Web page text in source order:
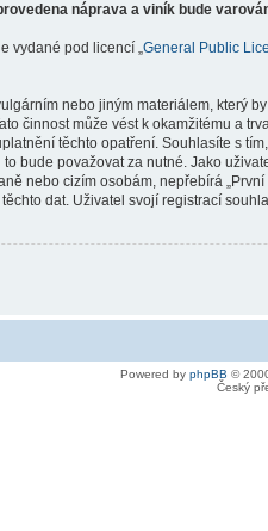
náprava a viník bude
vydané pod licencí „General Public
nebo jiným materiálem, který
činnost může vést k okamžitému
těchto opatření. Souhlasíte s
bude považovat za nutné. Jako
nebo cizím osobám, nepřebírá
dat. Uživatel svojí registrací
Powered by phpBB ©
Český